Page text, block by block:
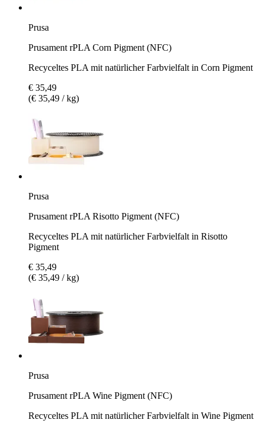
Prusa
Prusament rPLA Corn Pigment (NFC)
Recyceltes PLA mit natürlicher Farbvielfalt in Corn Pigment
€ 35,49
(€ 35,49 / kg)
Prusa
Prusament rPLA Risotto Pigment (NFC)
Recyceltes PLA mit natürlicher Farbvielfalt in Risotto
Pigment
€ 35,49
(€ 35,49 / kg)
Prusa
Prusament rPLA Wine Pigment (NFC)
Recyceltes PLA mit natürlicher Farbvielfalt in Wine Pigment